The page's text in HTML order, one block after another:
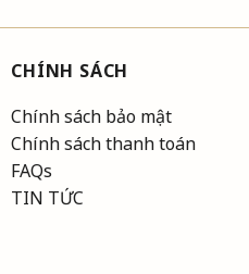
CHÍNH SÁCH
Chính sách bảo mật
Chính sách thanh toán
FAQs
TIN TỨC